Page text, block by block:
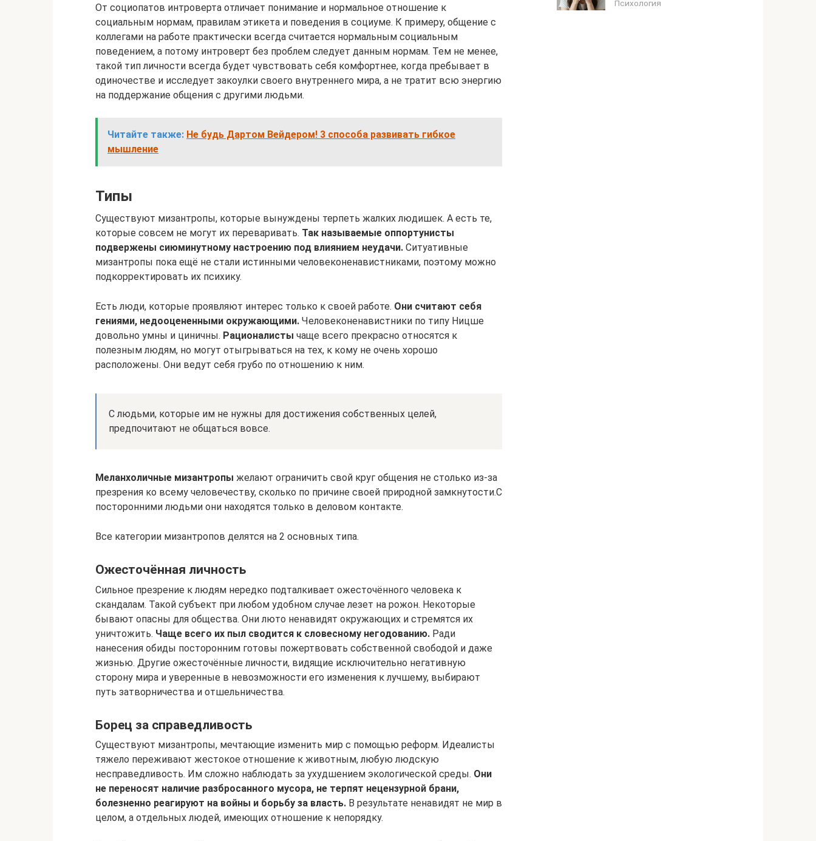
От социопатов интроверта отличает понимание и нормальное отношение к
социальным нормам, правилам этикета и поведения в социуме. К примеру, общение с
коллегами на работе практически всегда считается нормальным социальным
поведением, а потому интроверт без проблем следует данным нормам. Тем не менее,
такой тип личности всегда будет чувствовать себя комфортнее, когда пребывает в
одиночестве и исследует закоулки своего внутреннего мира, а не тратит всю энергию
на поддержание общения с другими людьми.
Читайте также: Не будь Дартом Вейдером! 3 способа развивать гибкое
мышление
Типы
Существуют мизантропы, которые вынуждены терпеть жалких людишек. А есть те,
которые совсем не могут их переваривать. Так называемые оппортунисты
подвержены сиюминутному настроению под влиянием неудачи. Ситуативные
мизантропы пока ещё не стали истинными человеконенавистниками, поэтому можно
подкорректировать их психику.
Есть люди, которые проявляют интерес только к своей работе. Они считают себя
гениями, недооцененными окружающими. Человеконенавистники по типу Ницше
довольно умны и циничны. Рационалисты чаще всего прекрасно относятся к
полезным людям, но могут отыгрываться на тех, к кому не очень хорошо
расположены. Они ведут себя грубо по отношению к ним.
С людьми, которые им не нужны для достижения собственных целей,
предпочитают не общаться вовсе.
Меланхоличные мизантропы желают ограничить свой круг общения не столько из-за
презрения ко всему человечеству, сколько по причине своей природной замкнутости.С
посторонними людьми они находятся только в деловом контакте.
Все категории мизантропов делятся на 2 основных типа.
Ожесточённая личность
Сильное презрение к людям нередко подталкивает ожесточённого человека к
скандалам. Такой субъект при любом удобном случае лезет на рожон. Некоторые
бывают опасны для общества. Они люто ненавидят окружающих и стремятся их
уничтожить. Чаще всего их пыл сводится к словесному негодованию. Ради
нанесения обиды посторонним готовы пожертвовать собственной свободой и даже
жизнью. Другие ожесточённые личности, видящие исключительно негативную
сторону мира и уверенные в невозможности его изменения к лучшему, выбирают
путь затворничества и отшельничества.
Борец за справедливость
Существуют мизантропы, мечтающие изменить мир с помощью реформ. Идеалисты
тяжело переживают жестокое отношение к животным, любую людскую
несправедливость. Им сложно наблюдать за ухудшением экологической среды. Они
не переносят наличие разбросанного мусора, не терпят нецензурной брани,
болезненно реагируют на войны и борьбу за власть. В результате ненавидят не мир в
целом, а отдельных людей, имеющих отношение к непорядку.
Психология